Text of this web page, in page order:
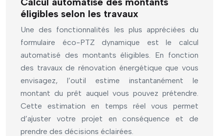
éligibles selon les travaux
Une des fonctionnalités les plus appréciées du
formulaire éco-PTZ dynamique est le calcul
automatisé des montants éligibles. En fonction
des travaux de rénovation énergétique que vous
envisagez, l’outil estime instantanément le
montant du prêt auquel vous pouvez prétendre.
Cette estimation en temps réel vous permet
d’ajuster votre projet en conséquence et de
prendre des décisions éclairées.